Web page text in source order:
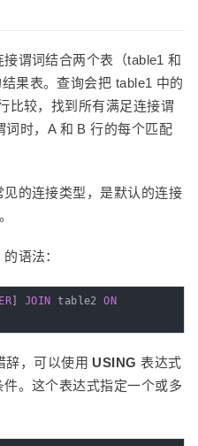
谓词结合两个表（table1 和
果表。查询会把 table1 中的
比较，找到所有满足连接谓
词时，A 和 B 行的每个匹配
的连接类型，是默认的连接
语法：
JOIN table2 ON
辞，可以使用 USING 表达式
。这个表达式指定一个或多